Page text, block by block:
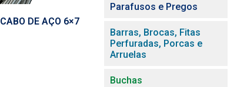
CABO DE AÇO 6×7
Parafusos e Pregos
Barras, Brocas, Fitas
Perfuradas, Porcas e
Arruelas
Buchas